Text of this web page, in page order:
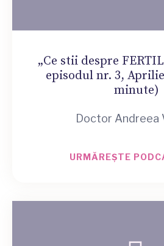
„Ce stii despre
episodul nr. 3, Aprilie
minute)
Doctor Andreea
URMĂREȘTE